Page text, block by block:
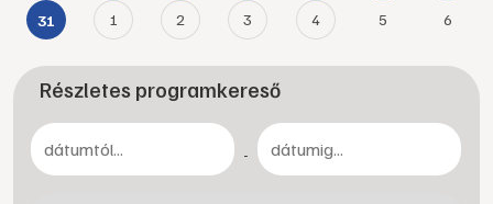
31 1 2 3 4 5 6
Részletes programkereső
-